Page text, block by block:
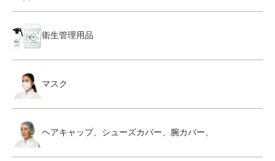
衛生管理用品
マスク
ヘアキャップ、シューズカバー、腕カバー、